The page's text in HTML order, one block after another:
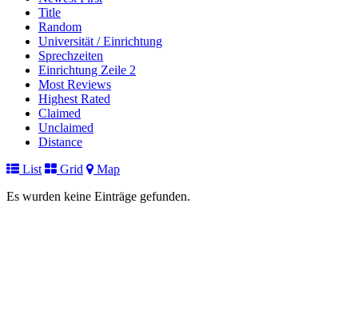
Title
Random
Universität / Einrichtung
Sprechzeiten
Einrichtung Zeile 2
Most Reviews
Highest Rated
Claimed
Unclaimed
Distance
List
Grid
Map
Es wurden keine Einträge gefunden.